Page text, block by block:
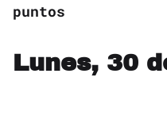
puntos
Lunes, 30